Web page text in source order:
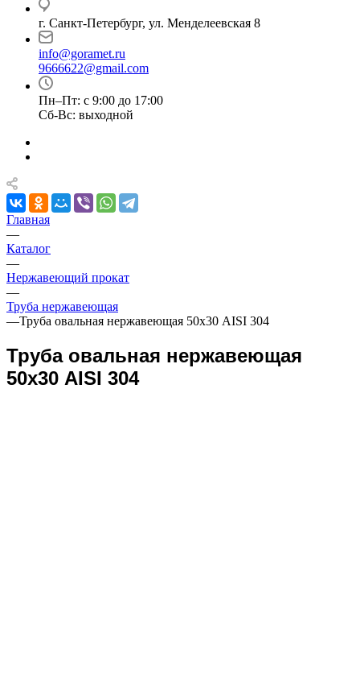
г. Санкт-Петербург, ул. Менделеевская 8
info@goramet.ru
9666622@gmail.com
Пн–Пт: с 9:00 до 17:00
Сб-Вс: выходной
Главная
—
Каталог
—
Нержавеющий прокат
—
Труба нержавеющая
—Труба овальная нержавеющая 50х30 AISI 304
Труба овальная нержавеющая
50х30 AISI 304